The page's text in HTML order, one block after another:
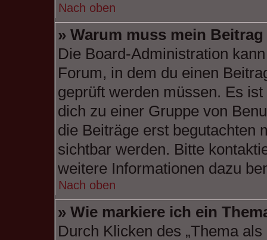
Nach oben
» Warum muss mein
Die Board-Administration
Forum, in dem du einen
geprüft werden müssen. Es
dich zu einer Gruppe von
die Beiträge erst begutachten
sichtbar werden. Bitte
weitere Informationen dazu
Nach oben
» Wie markiere ich ein
Durch Klicken des „Thema